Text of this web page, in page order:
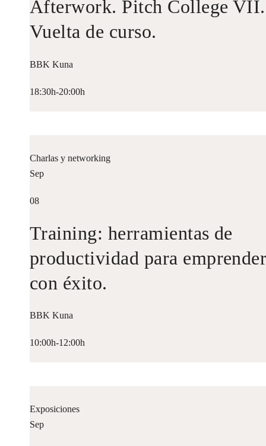
Afterwork. Pitch College VII.
Vuelta de curso.
BBK Kuna
18:30h-20:00h
Charlas y networking
Sep
08
Training: herramientas de
productividad para
con éxito.
BBK Kuna
10:00h-12:00h
Exposiciones
Sep